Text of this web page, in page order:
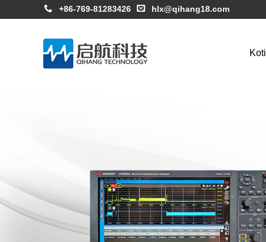
+86-769-81283426 hlx@qihang18.com
Koti